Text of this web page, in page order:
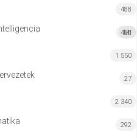
488
MI
428
1 550
27
2 340
292